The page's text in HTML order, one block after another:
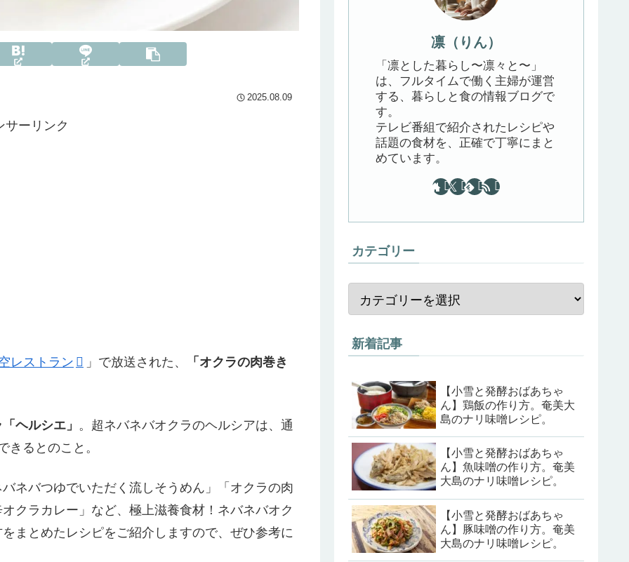
2025.08.09
サーリンク
レストラン 」で放送された、 「オクラの肉巻き
ヘルシエ」 。超ネバネバオクラのヘルシアは、通
きるとのこと。
ネバつゆでいただく流しそうめん」「オクラの肉
クラカレー」など、極上滋養食材！ネバネバオク
まとめたレシピをご紹介しますので、ぜひ参考に
凛（りん）
「凛とした暮らし〜凛々と〜」
は、フルタイムで働く主婦が運営
する、暮らしと食の情報ブログで
す。
テレビ番組で紹介されたレシピや
話題の食材を、正確で丁寧にまと
めています。
カテゴリー
新着記事
【小雪と発酵おばあちゃ
ん】鶏飯の作り方。奄美大
島のナリ味噌レシピ。
【小雪と発酵おばあちゃ
ん】魚味噌の作り方。奄美
大島のナリ味噌レシピ。
【小雪と発酵おばあちゃ
ん】豚味噌の作り方。奄美
大島のナリ味噌レシピ。